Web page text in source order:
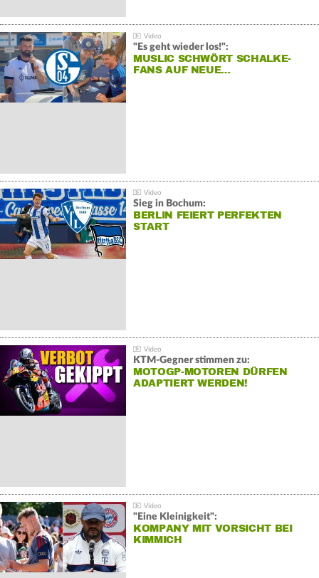
"Es geht wieder los!":
MUSLIC SCHWÖRT SCHALKE-
FANS AUF NEUE…
Sieg in Bochum:
BERLIN FEIERT PERFEKTEN
START
KTM-Gegner stimmen zu:
MOTOGP-MOTOREN DÜRFEN
ADAPTIERT WERDEN!
"Eine Kleinigkeit":
KOMPANY MIT VORSICHT BEI
KIMMICH